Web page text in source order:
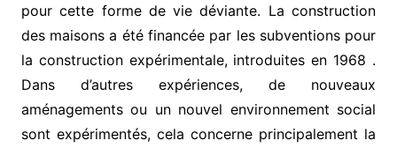
pour cette forme de vie déviante. La construction
des maisons a été financée par les subventions pour
la construction expérimentale, introduites en 1968 .
Dans d’autres expériences, de nouveaux
aménagements ou un nouvel environnement social
sont expérimentés, cela concerne principalement la